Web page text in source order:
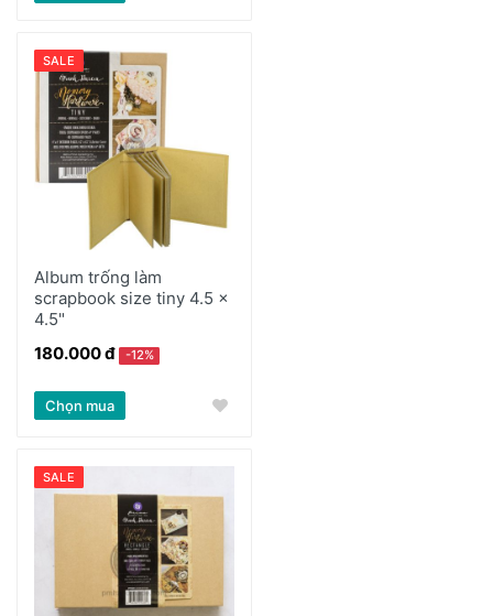
SALE
Album trống làm
scrapbook size tiny 4.5 x
4.5"
180.000 đ
-12%
Chọn mua
SALE